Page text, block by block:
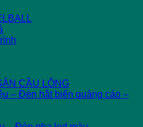
CẦU LÔNG
– Đèn hắt biển quảng cáo –